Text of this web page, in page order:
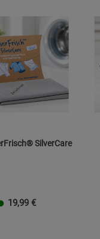
SilverCare
19,99 €